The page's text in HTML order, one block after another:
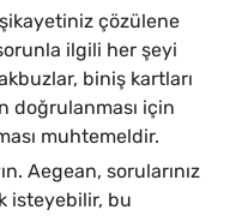
çözülene
ilgili her şeyi
biniş kartları
doğrulanması için
muhtemeldir.
Aegean, sorularınız
isteyebilir, bu